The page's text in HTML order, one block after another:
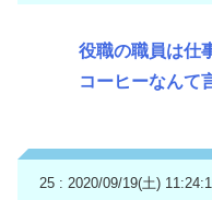
役職の職員は仕
コーヒーなんて
25 : 2020/09/19(土)